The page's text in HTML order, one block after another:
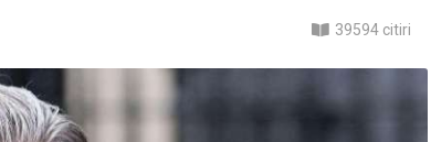
39594 citiri